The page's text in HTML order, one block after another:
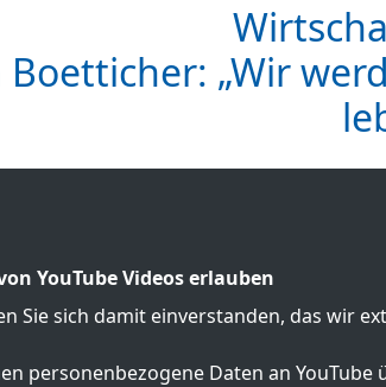
„Wir
YouTube Videos erlauben
Sie sich damit einverstanden, das wir
personenbezogene Daten an